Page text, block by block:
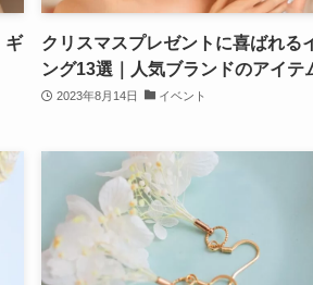
ギ
クリスマスプレゼントに喜ばれる
ング13選｜人気ブランドのアイテ
2023年8月14日 イベント